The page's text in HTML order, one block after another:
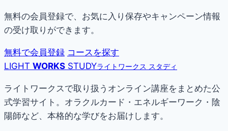
無料の会員登録で、お気に入り保存やキャンペーン情報
の受け取りができます。
無料で会員登録 コースを探す
LIGHT WORKS STUDYライトワークス スタディ
ライトワークスで取り扱うオンライン講座をまとめた公
式学習サイト。オラクルカード・エネルギーワーク・陰
陽師など、本格的な学びをお届けします。